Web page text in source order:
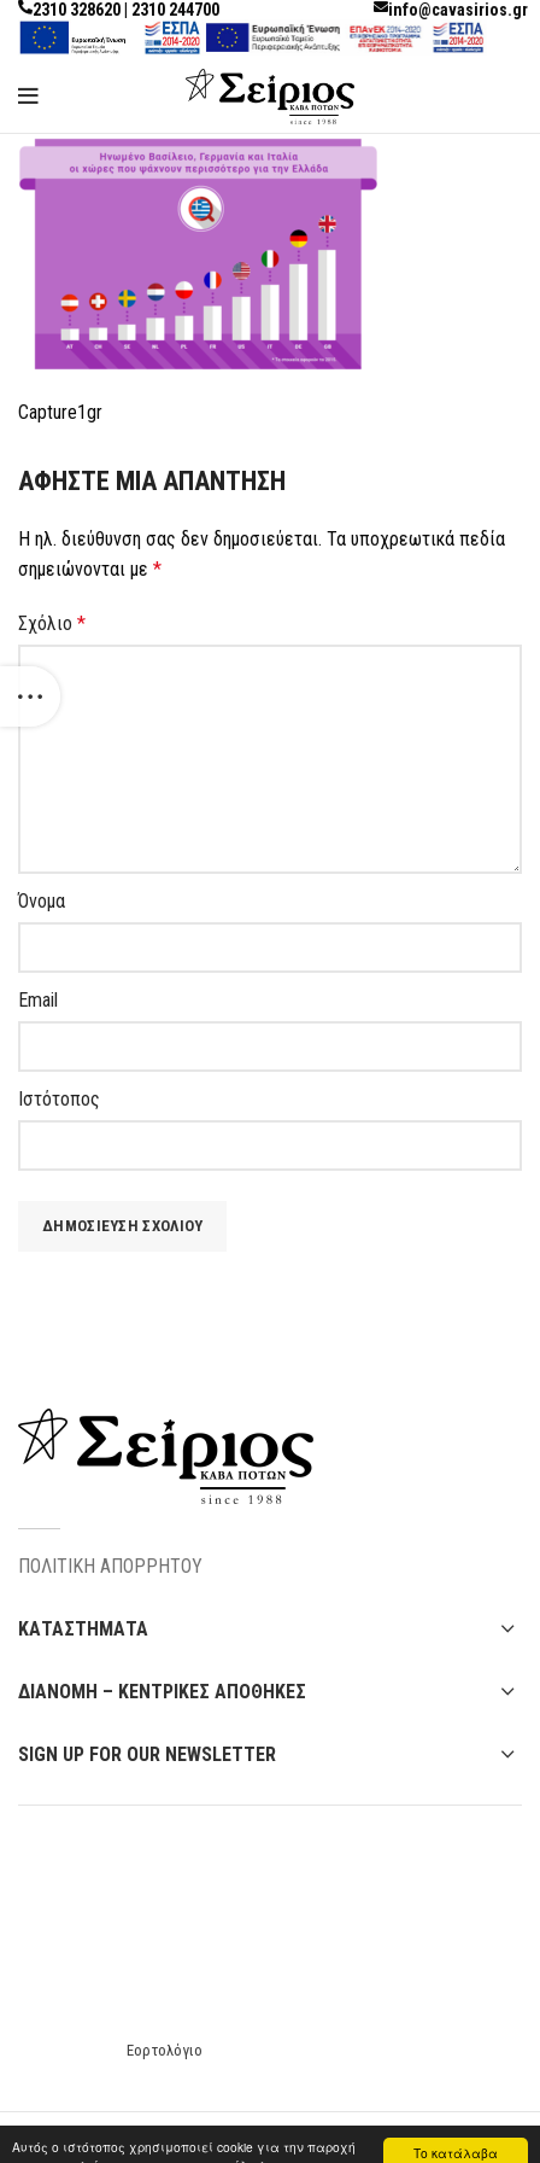
Το κατάλαβα
Αυτός ο ιστότοπος χρησιμοποιεί cookie για την παροχή
2310 328620 | 2310 244700 info@cavasirios.gr
Capture1gr
ΑΦΉΣΤΕ ΜΙΑ ΑΠΆΝΤΗΣΗ
Η ηλ. διεύθυνση σας δεν δημοσιεύεται. Τα υποχρεωτικά πεδία
σημειώνονται με *
Σχόλιο *
Όνομα
Email
Ιστότοπος
ΠΟΛΙΤΙΚΗ ΑΠΟΡΡΗΤΟΥ
ΚΑΤΑΣΤΗΜΑΤΑ
ΔΙΑΝΟΜΗ – ΚΕΝΤΡΙΚΕΣ ΑΠΟΘΗΚΕΣ
SIGN UP FOR OUR NEWSLETTER
Εορτολόγιο
© Copyright 2017, Σείριος Κάβα Ποτών - All Rights Reserved |